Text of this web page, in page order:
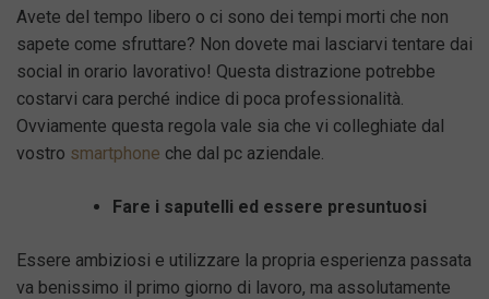
Avete del tempo libero o ci sono dei tempi morti che non
sapete come sfruttare? Non dovete mai lasciarvi tentare dai
social in orario lavorativo! Questa distrazione potrebbe
costarvi cara perché indice di poca professionalità.
Ovviamente questa regola vale sia che vi colleghiate dal
vostro smartphone che dal pc aziendale.
Fare i saputelli ed essere presuntuosi
Essere ambiziosi e utilizzare la propria esperienza passata
va benissimo il primo giorno di lavoro, ma assolutamente